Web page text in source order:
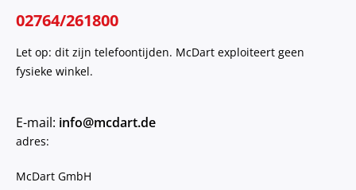
02764/261800
Let op: dit zijn telefoontijden. McDart exploiteert geen
fysieke winkel.
E-mail: info@mcdart.de
adres:
McDart GmbH